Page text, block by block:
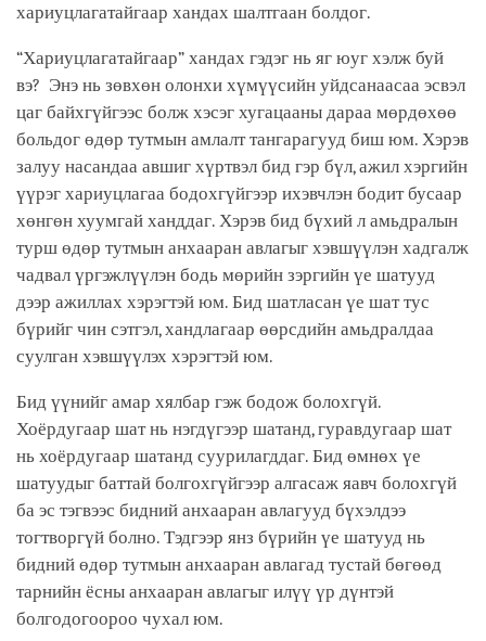
хариуцлагатайгаар хандах шалтгаан болдог.
“Хариуцлагатайгаар” хандах гэдэг нь яг юуг хэлж буй
вэ? Энэ нь зөвхөн олонхи хүмүүсийн уйдсанаасаа эсвэл
цаг байхгүйгээс болж хэсэг хугацааны дараа мөрдөхөө
больдог өдөр тутмын амлалт тангарагууд биш юм. Хэрэв
залуу насандаа авшиг хүртвэл бид гэр бүл, ажил хэргийн
үүрэг хариуцлагаа бодохгүйгээр ихэвчлэн бодит бусаар
хөнгөн хуумгай ханддаг. Хэрэв бид бүхий л амьдралын
турш өдөр тутмын анхааран авлагыг хэвшүүлэн хадгалж
чадвал үргэжлүүлэн бодь мөрийн зэргийн үе шатууд
дээр ажиллах хэрэгтэй юм. Бид шатласан үе шат тус
бүрийг чин сэтгэл, хандлагаар өөрсдийн амьдралдаа
суулган хэвшүүлэх хэрэгтэй юм.
Бид үүнийг амар хялбар гэж бодож болохгүй.
Хоёрдугаар шат нь нэгдүгээр шатанд, гуравдугаар шат
нь хоёрдугаар шатанд суурилагддаг. Бид өмнөх үе
шатуудыг баттай болгохгүйгээр алгасаж яавч болохгүй
ба эс тэгвээс бидний анхааран авлагууд бүхэлдээ
тогтворгүй болно. Тэдгээр янз бүрийн үе шатууд нь
бидний өдөр тутмын анхааран авлагад тустай бөгөөд
тарнийн ёсны анхааран авлагыг илүү үр дүнтэй
болгодогоороо чухал юм.